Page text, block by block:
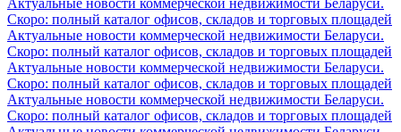
Скоро: полный каталог офисов, складов и торговых площадей
Актуальные новости коммерческой недвижимости Беларуси.
Скоро: полный каталог офисов, складов и торговых площадей
Актуальные новости коммерческой недвижимости Беларуси.
Скоро: полный каталог офисов, складов и торговых площадей
Актуальные новости коммерческой недвижимости Беларуси.
Скоро: полный каталог офисов, складов и торговых площадей